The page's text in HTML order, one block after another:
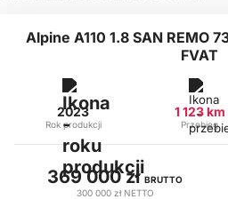
Alpine A110 1.8 SAN REMO
FVAT
2023
Rok produkcji
1 123 km
Przebieg
369 000 złBRUTTO
300 000 zł NETTO